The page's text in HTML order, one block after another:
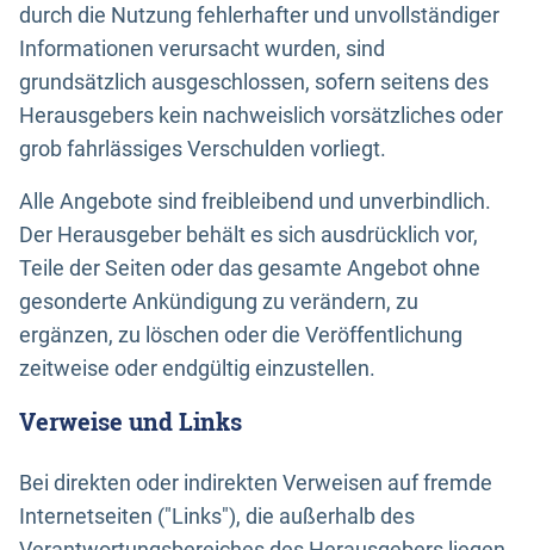
durch die Nutzung fehlerhafter und unvollständiger
Informationen verursacht wurden, sind
grundsätzlich ausgeschlossen, sofern seitens des
Herausgebers kein nachweislich vorsätzliches oder
grob fahrlässiges Verschulden vorliegt.
Alle Angebote sind freibleibend und unverbindlich.
Der Herausgeber behält es sich ausdrücklich vor,
Teile der Seiten oder das gesamte Angebot ohne
gesonderte Ankündigung zu verändern, zu
ergänzen, zu löschen oder die Veröffentlichung
zeitweise oder endgültig einzustellen.
Verweise und Links
Bei direkten oder indirekten Verweisen auf fremde
Internetseiten ("Links"), die außerhalb des